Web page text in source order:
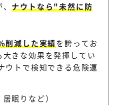
ナウトなら"未然に防
削減した実績を誇ってお
きな効果を発揮してい
ウトで検知できる危険運
眠りなど）